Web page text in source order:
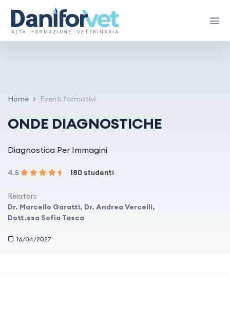
Home Eventi formativi
ONDE DIAGNOSTICHE
Diagnostica Per Immagini
4.5 180 studenti
Relatori:
Dr. Marcello Garatti, Dr. Andrea Vercelli,
Dott.ssa Sofia Tasca
16/04/2027